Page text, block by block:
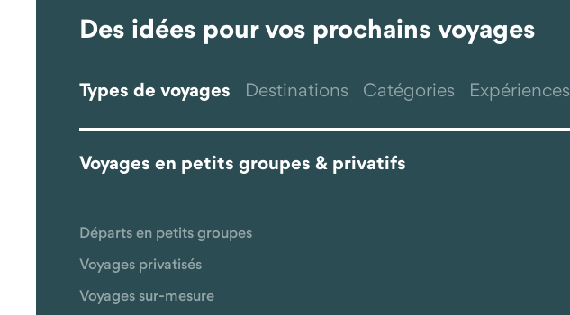
Des idées pour vos prochains voyages
Types de voyages Destinations Catégories Expériences
Voyages en petits groupes & privatifs
Départs en petits groupes
Voyages privatisés
Voyages sur-mesure